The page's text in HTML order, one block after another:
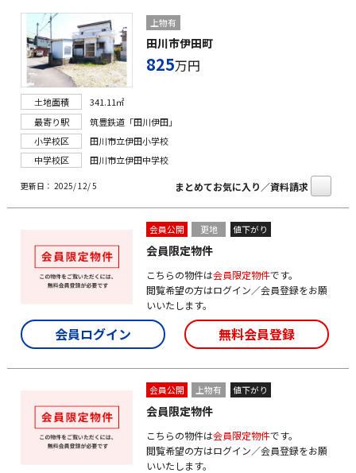
上物有
田川市伊田町
825万円
土地面積
341.11㎡
最寄り駅
筑豊鉄道「田川伊田」
小学校区
田川市立伊田小学校
中学校区
田川市立伊田中学校
更新日： 2025/ 12/ 5 まとめてお気に入り／資料請求
会員公開 更地 値下がり
会員限定物件
こちらの物件は会員限定物件です。
閲覧希望の方はログイン／会員登録をお願
いいたします。
会員ログイン 無料会員登録
会員公開 上物有 値下がり
会員限定物件
こちらの物件は会員限定物件です。
閲覧希望の方はログイン／会員登録をお願
いいたします。